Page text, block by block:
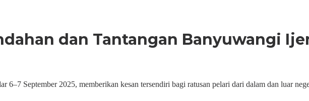
dan Tantangan Banyuwangi
September 2025, memberikan kesan tersendiri bagi ratusan pelari dari dalam dan luar